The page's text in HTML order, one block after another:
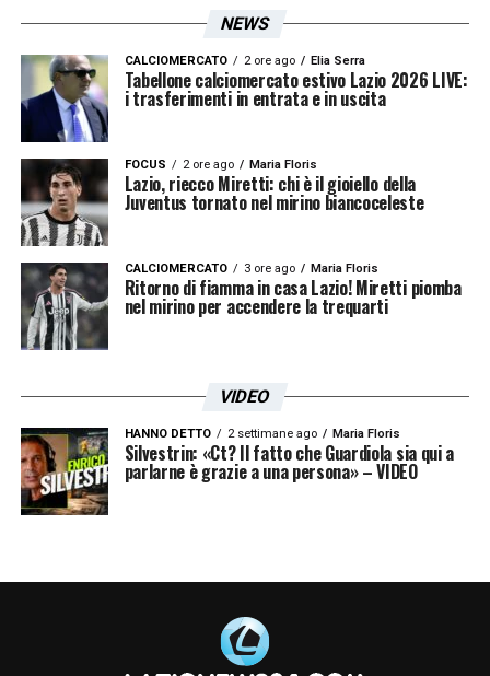
NEWS
CALCIOMERCATO 2 ore ago Elia Serra
Tabellone calciomercato estivo Lazio 2026 LIVE:
i trasferimenti in entrata e in uscita
FOCUS 2 ore ago Maria Floris
Lazio, riecco Miretti: chi è il gioiello della
Juventus tornato nel mirino biancoceleste
CALCIOMERCATO 3 ore ago Maria Floris
Ritorno di fiamma in casa Lazio! Miretti piomba
nel mirino per accendere la trequarti
VIDEO
HANNO DETTO 2 settimane ago Maria Floris
Silvestrin: «Ct? Il fatto che Guardiola sia qui a
parlarne è grazie a una persona» – VIDEO